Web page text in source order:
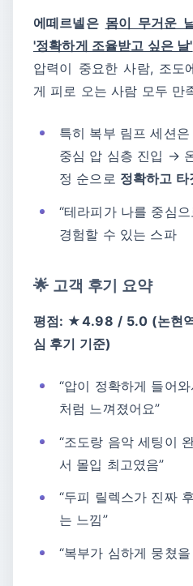
에떼르넬은 몸이 무거운
'정확하게 조율받고 싶은 날'
압력이 중요한 사람, 조도
게 피로 오는 사람 모두 만
특히 복부 림프 세션
중심 압 심층 진입 →
정 순으로 정확하고
“테라피가 나를 중심
경험할 수 있는 스파
🌟 고객 후기 요약
평점: ★4.98 / 5.0 (논현
심 후기 기준)
“압이 정확하게 들어
처럼 느껴졌어요”
“조도랑 음악 세팅이
서 몰입 최고였음”
“두피 릴렉스가 진짜
는 느낌”
“복부가 심하게 뭉쳤